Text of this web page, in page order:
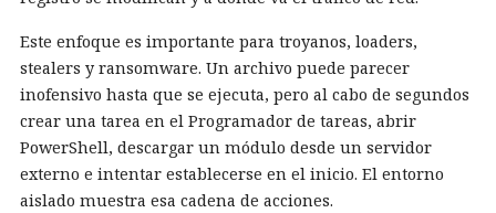
Este enfoque es importante para troyanos, loaders,
stealers y ransomware. Un archivo puede parecer
inofensivo hasta que se ejecuta, pero al cabo de segundos
crear una tarea en el Programador de tareas, abrir
PowerShell, descargar un módulo desde un servidor
externo e intentar establecerse en el inicio. El entorno
aislado muestra esa cadena de acciones.